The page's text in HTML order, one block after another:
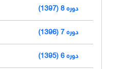
دوره 8 (1397)
دوره 7 (1396)
دوره 6 (1395)